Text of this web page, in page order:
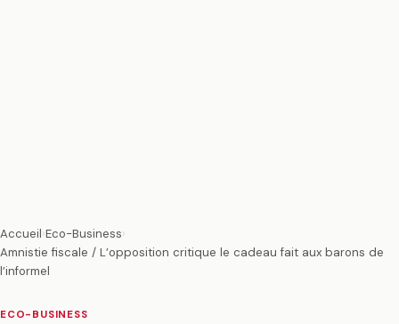
Accueil›Eco-Business›
Amnistie fiscale / L’opposition critique le cadeau fait aux barons de
l’informel
ECO-BUSINESS